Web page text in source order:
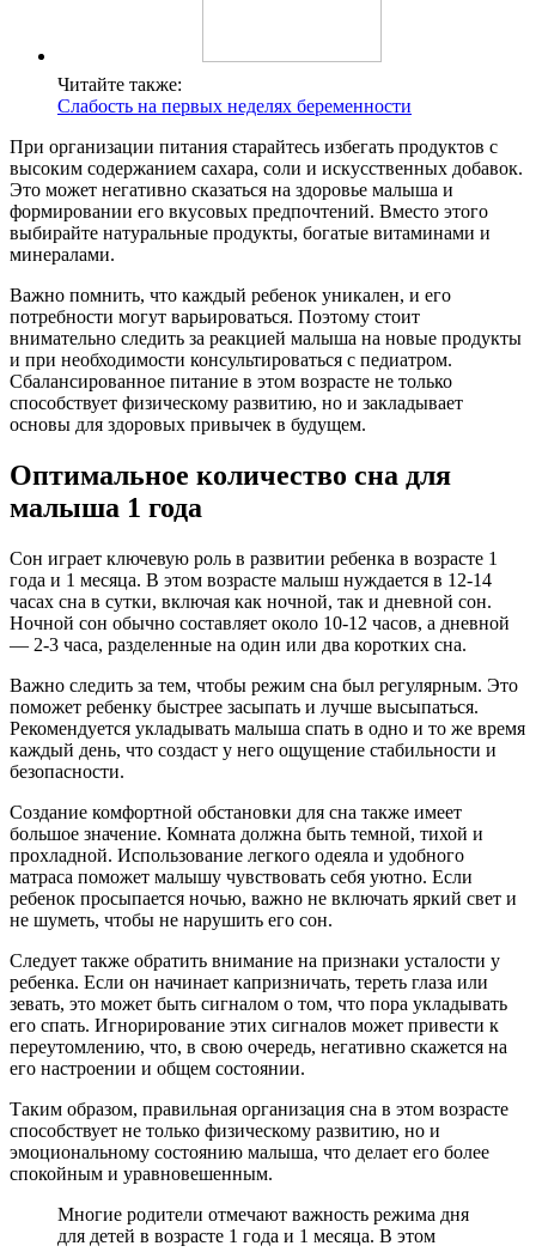
Читайте также:
Слабость на первых неделях беременности
При организации питания старайтесь избегать продуктов с
высоким содержанием сахара, соли и искусственных добавок.
Это может негативно сказаться на здоровье малыша и
формировании его вкусовых предпочтений. Вместо этого
выбирайте натуральные продукты, богатые витаминами и
минералами.
Важно помнить, что каждый ребенок уникален, и его
потребности могут варьироваться. Поэтому стоит
внимательно следить за реакцией малыша на новые продукты
и при необходимости консультироваться с педиатром.
Сбалансированное питание в этом возрасте не только
способствует физическому развитию, но и закладывает
основы для здоровых привычек в будущем.
Оптимальное количество сна для
малыша 1 года
Сон играет ключевую роль в развитии ребенка в возрасте 1
года и 1 месяца. В этом возрасте малыш нуждается в 12-14
часах сна в сутки, включая как ночной, так и дневной сон.
Ночной сон обычно составляет около 10-12 часов, а дневной
— 2-3 часа, разделенные на один или два коротких сна.
Важно следить за тем, чтобы режим сна был регулярным. Это
поможет ребенку быстрее засыпать и лучше высыпаться.
Рекомендуется укладывать малыша спать в одно и то же время
каждый день, что создаст у него ощущение стабильности и
безопасности.
Создание комфортной обстановки для сна также имеет
большое значение. Комната должна быть темной, тихой и
прохладной. Использование легкого одеяла и удобного
матраса поможет малышу чувствовать себя уютно. Если
ребенок просыпается ночью, важно не включать яркий свет и
не шуметь, чтобы не нарушить его сон.
Следует также обратить внимание на признаки усталости у
ребенка. Если он начинает капризничать, тереть глаза или
зевать, это может быть сигналом о том, что пора укладывать
его спать. Игнорирование этих сигналов может привести к
переутомлению, что, в свою очередь, негативно скажется на
его настроении и общем состоянии.
Таким образом, правильная организация сна в этом возрасте
способствует не только физическому развитию, но и
эмоциональному состоянию малыша, что делает его более
спокойным и уравновешенным.
Многие родители отмечают важность режима дня
для детей в возрасте 1 года и 1 месяца. В этом